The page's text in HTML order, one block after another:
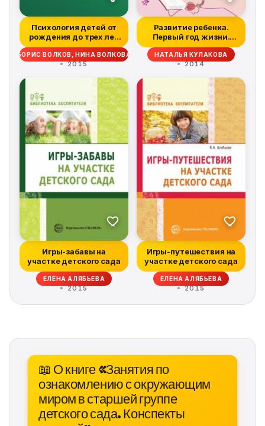
Психология детей от
рождения до трех лет
в вопроса...
БОРИС ВОЛКОВ, НИНА ВОЛКОВА
2015
Развитие ребенка.
Первый год жизни.
Практический к...
НАТАЛЬЯ КУЛАКОВА
2014
Игры-забавы на
участке детского сада
ЕЛЕНА АЛЯБЬЕВА
2015
Игры-путешествия на
участке детского сада
ЕЛЕНА АЛЯБЬЕВА
2015
📖 О книге «Занятия по
ознакомлению с окружающим
миром в старшей группе
детского сада. Конспекты